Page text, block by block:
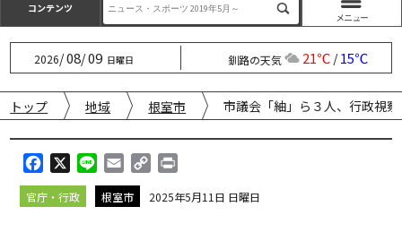
コンテンツ
2026/08/09 日曜日 釧路の天気 21℃/15℃
トップ 地域 根室市 市議会「紬」ら３人、行政視
a
c
i
n
m
a
p
i
官庁・行政 根室市 2025年5月11日 日曜日